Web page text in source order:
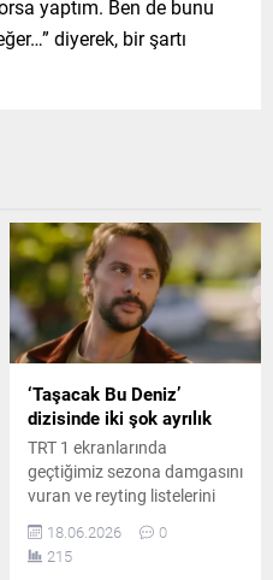
yaptım. Ben de bunu
diyerek, bir şartı
‘Taşacak Bu Deniz’
dizisinde iki şok ayrılık
TRT 1 ekranlarında
geçtiğimiz sezona damgasını
vuran ve reyting listelerini
altüst eden "Taşacak Bu
Deniz" dizisinde yeni sezon
öncesi flaş gelişmeler
18.06.2026
0
215